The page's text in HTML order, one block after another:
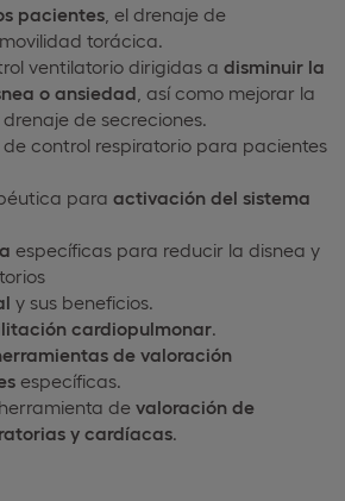
pacientes , el drenaje de
torácica.
ventilatorio dirigidas a disminuir la
o ansiedad , así como mejorar la
de secreciones.
de control respiratorio para pacientes
para activación del sistema
específicas para reducir la disnea y
y sus beneficios.
cardiopulmonar
de valoración
específicas.
de valoración de
y cardíacas